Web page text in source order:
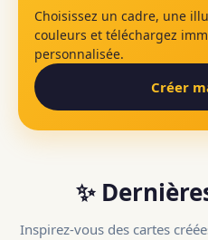
Choisissez un cadre, une
couleurs et téléchargez
personnalisée.
Créer
✨
Inspirez-vous des cartes